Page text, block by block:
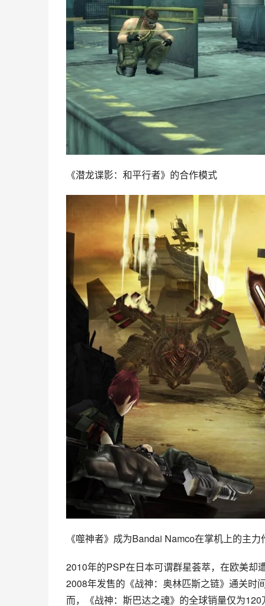
《潜龙谍影：和平行者》的合作模式
《噬神者》成为Bandai Namco在掌机上的主力
2010年的PSP在日本可谓群星荟萃，在欧美却
2008年发售的《战神：奥林匹斯之链》通关时
而，《战神：斯巴达之魂》的全球销量仅为